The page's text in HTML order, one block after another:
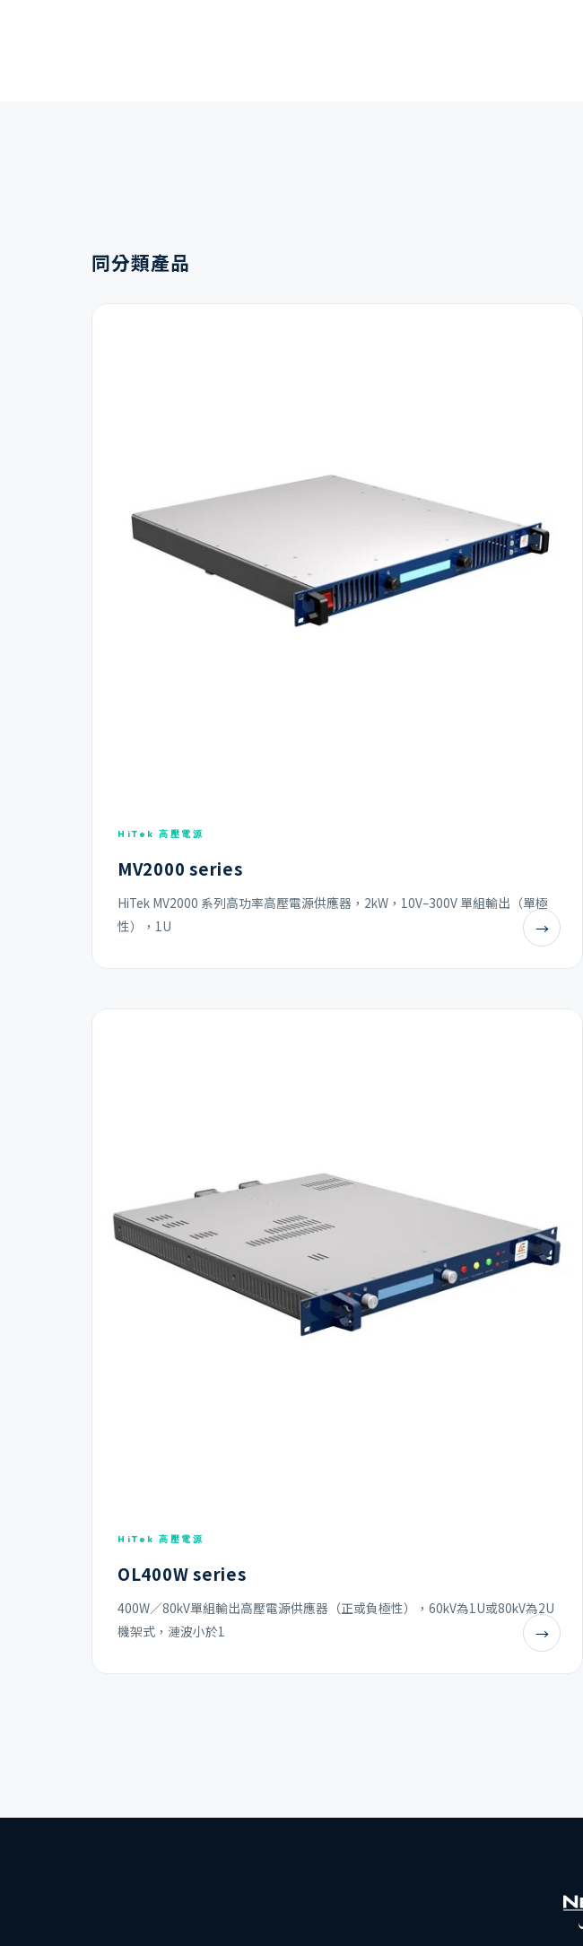
同分類產品
HiTek 高壓電源
MV2000 series
HiTek MV2000 系列高功率高壓電源供應器，2kW，10V–300V 單組輸出（單極
性），1U
→
HiTek 高壓電源
OL400W series
400W／80kV單組輸出高壓電源供應器（正或負極性），60kV為1U或80kV為2U
機架式，漣波小於1
→